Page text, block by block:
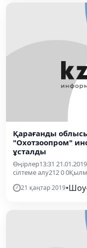
Қарағанды
"Охотзоопром"
ұсталды
Өңірлер13:31
сілтеме алу212 0
21 қаңтар 2019•